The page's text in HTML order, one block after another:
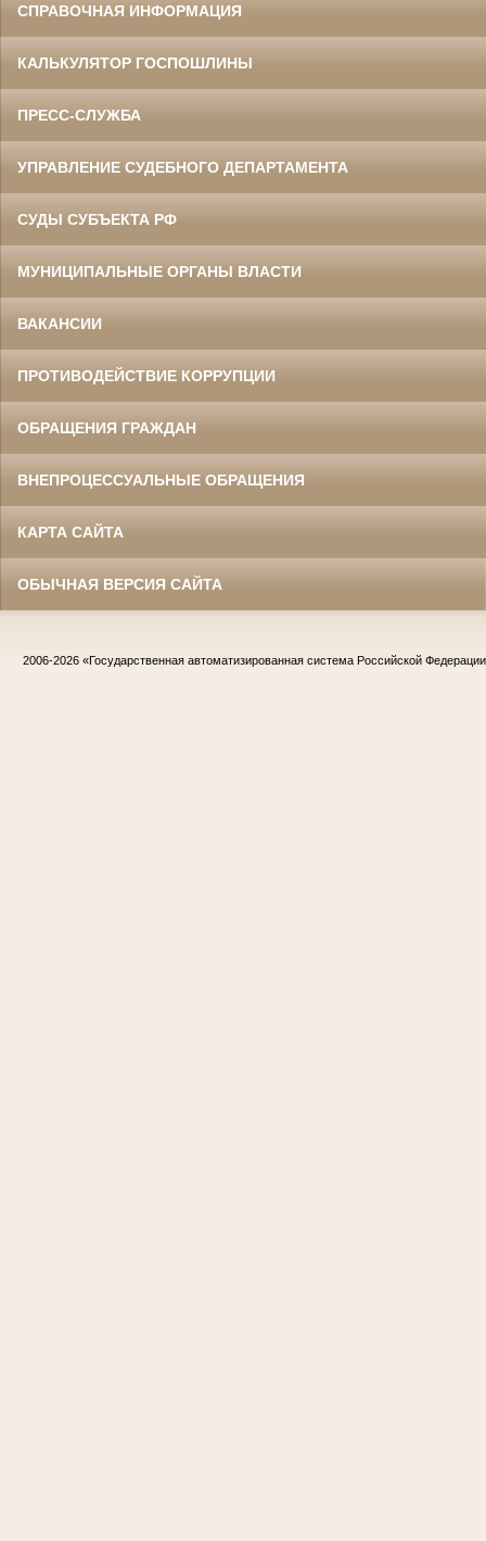
СПРАВОЧНАЯ ИНФОРМАЦИЯ
КАЛЬКУЛЯТОР ГОСПОШЛИНЫ
ПРЕСС-СЛУЖБА
УПРАВЛЕНИЕ СУДЕБНОГО ДЕПАРТАМЕНТА
СУДЫ СУБЪЕКТА РФ
МУНИЦИПАЛЬНЫЕ ОРГАНЫ ВЛАСТИ
ВАКАНСИИ
ПРОТИВОДЕЙСТВИЕ КОРРУПЦИИ
ОБРАЩЕНИЯ ГРАЖДАН
ВНЕПРОЦЕССУАЛЬНЫЕ ОБРАЩЕНИЯ
КАРТА САЙТА
ОБЫЧНАЯ ВЕРСИЯ САЙТА
2006-2026 «Государственная автоматизированная система Российской